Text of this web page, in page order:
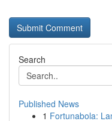
Search
Published News
1 Fortunabola: